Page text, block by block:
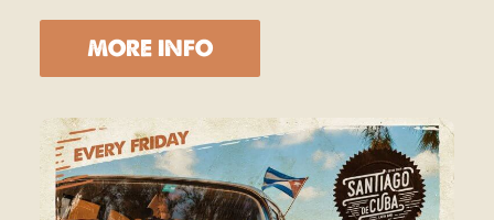
MORE INFO